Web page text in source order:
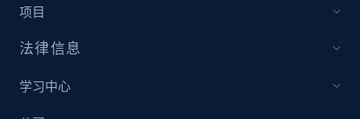
Category id, Product id, Product name, Price,
Currency, Colour code, Colour, Description, and
more.
项目
法律信息
学习中心